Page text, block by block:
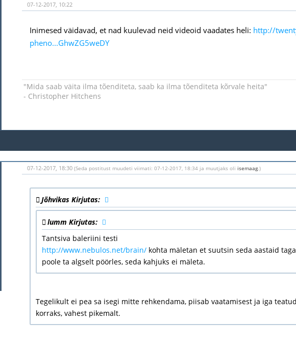
07-12-2017, 10:22
Inimesed väidavad, et nad kuulevad neid videoid vaadates heli: http://
pheno...GhwZG5weDY
"Mida saab väita ilma tõenditeta, saab ka ilma tõenditeta kõrvale heita"
- Christopher Hitchens
07-12-2017, 18:30 (Seda postitust muudeti viimati: 07-12-2017, 18:34 ja muutjaks oli isemaag.)
Jõhvikas Kirjutas:
lumm Kirjutas:
Tantsiva baleriini testi
http://www.nebulos.net/brain/kohta mäletan et suutsin seda aastaid
poole ta algselt pöörles, seda kahjuks ei mäleta.
Tegelikult ei pea sa isegi mitte rehkendama, piisab vaatamisest ja iga
korraks, vahest pikemalt.